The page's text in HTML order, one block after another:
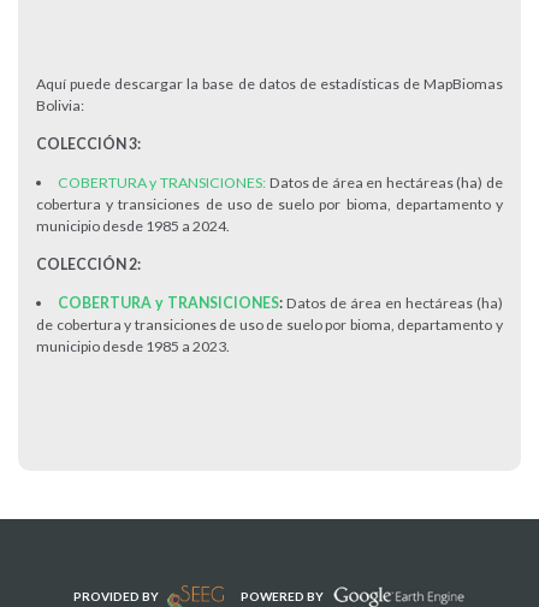
Aquí puede descargar la base de datos de estadísticas de MapBiomas
Bolivia:
COLECCIÓN 3:
COBERTURA y TRANSICIONES:Datos de área en hectáreas (ha) de
cobertura y transiciones de uso de suelo por bioma, departamento y
municipio desde 1985 a 2024.
COLECCIÓN 2:
COBERTURA y TRANSICIONES: Datos de área en hectáreas (ha)
de cobertura y transiciones de uso de suelo por bioma, departamento y
municipio desde 1985 a 2023.
PROVIDED BY POWERED BY